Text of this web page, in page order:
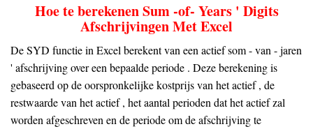
Hoe te berekenen Sum -of- Years ' Digits
Afschrijvingen Met Excel
De SYD functie in Excel berekent van een actief som - van - jaren
' afschrijving over een bepaalde periode . Deze berekening is
gebaseerd op de oorspronkelijke kostprijs van het actief , de
restwaarde van het actief , het aantal perioden dat het actief zal
worden afgeschreven en de periode om de afschrijving te